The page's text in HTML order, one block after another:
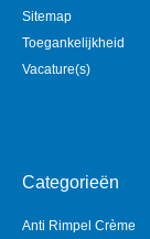
Sitemap
Toegankelijkheid
Vacature(s)
Categorieën
Anti Rimpel Crème